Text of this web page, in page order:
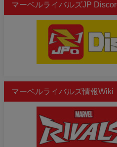
マーベルライバルズJP
マーベルライバルズ情報Wiki